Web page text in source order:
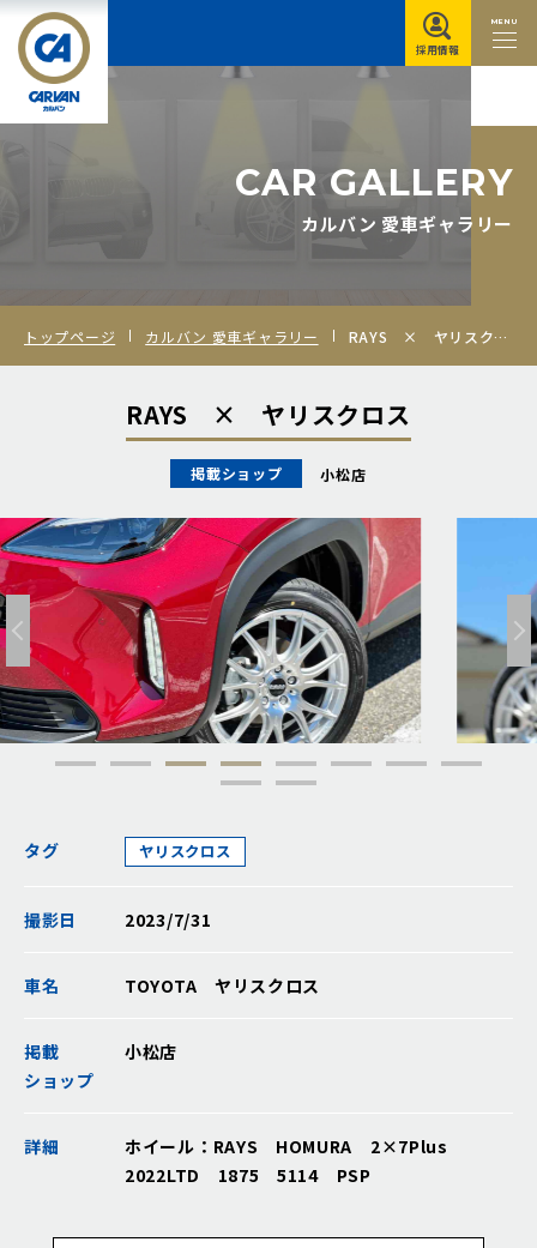
MENU
採用情報
CAR GALLERY
カルバン 愛車ギャラリー
トップページ カルバン 愛車ギャラリー RAYS × ヤリスクロス
RAYS × ヤリスクロス
掲載ショップ 小松店
タグ ヤリスクロス
撮影日 2023/7/31
車名 TOYOTA ヤリスクロス
掲載
ショップ
小松店
詳細
ホイール：RAYS HOMURA 2×7Plus
2022LTD 1875 5114 PSP